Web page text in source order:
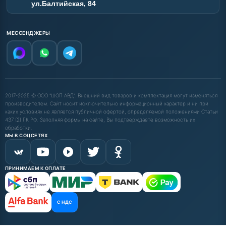
ул.Балтийская, 84
МЕССЕНДЖЕРЫ
2017-2025 © ООО "ШОП АВД". Внешний вид товаров и комплектация могут изменяться
производителем. Сайт носит исключительно информационный характер и ни при
каких условиях не является публичной офертой, определяемой положениями Статьи
437 (2) ГК РФ. Заполняя формы на сайте, Вы подтверждаете возможность их
обработки.
МЫ В СОЦСЕТЯХ
ПРИНИМАЕМ К ОПЛАТЕ
С НДС